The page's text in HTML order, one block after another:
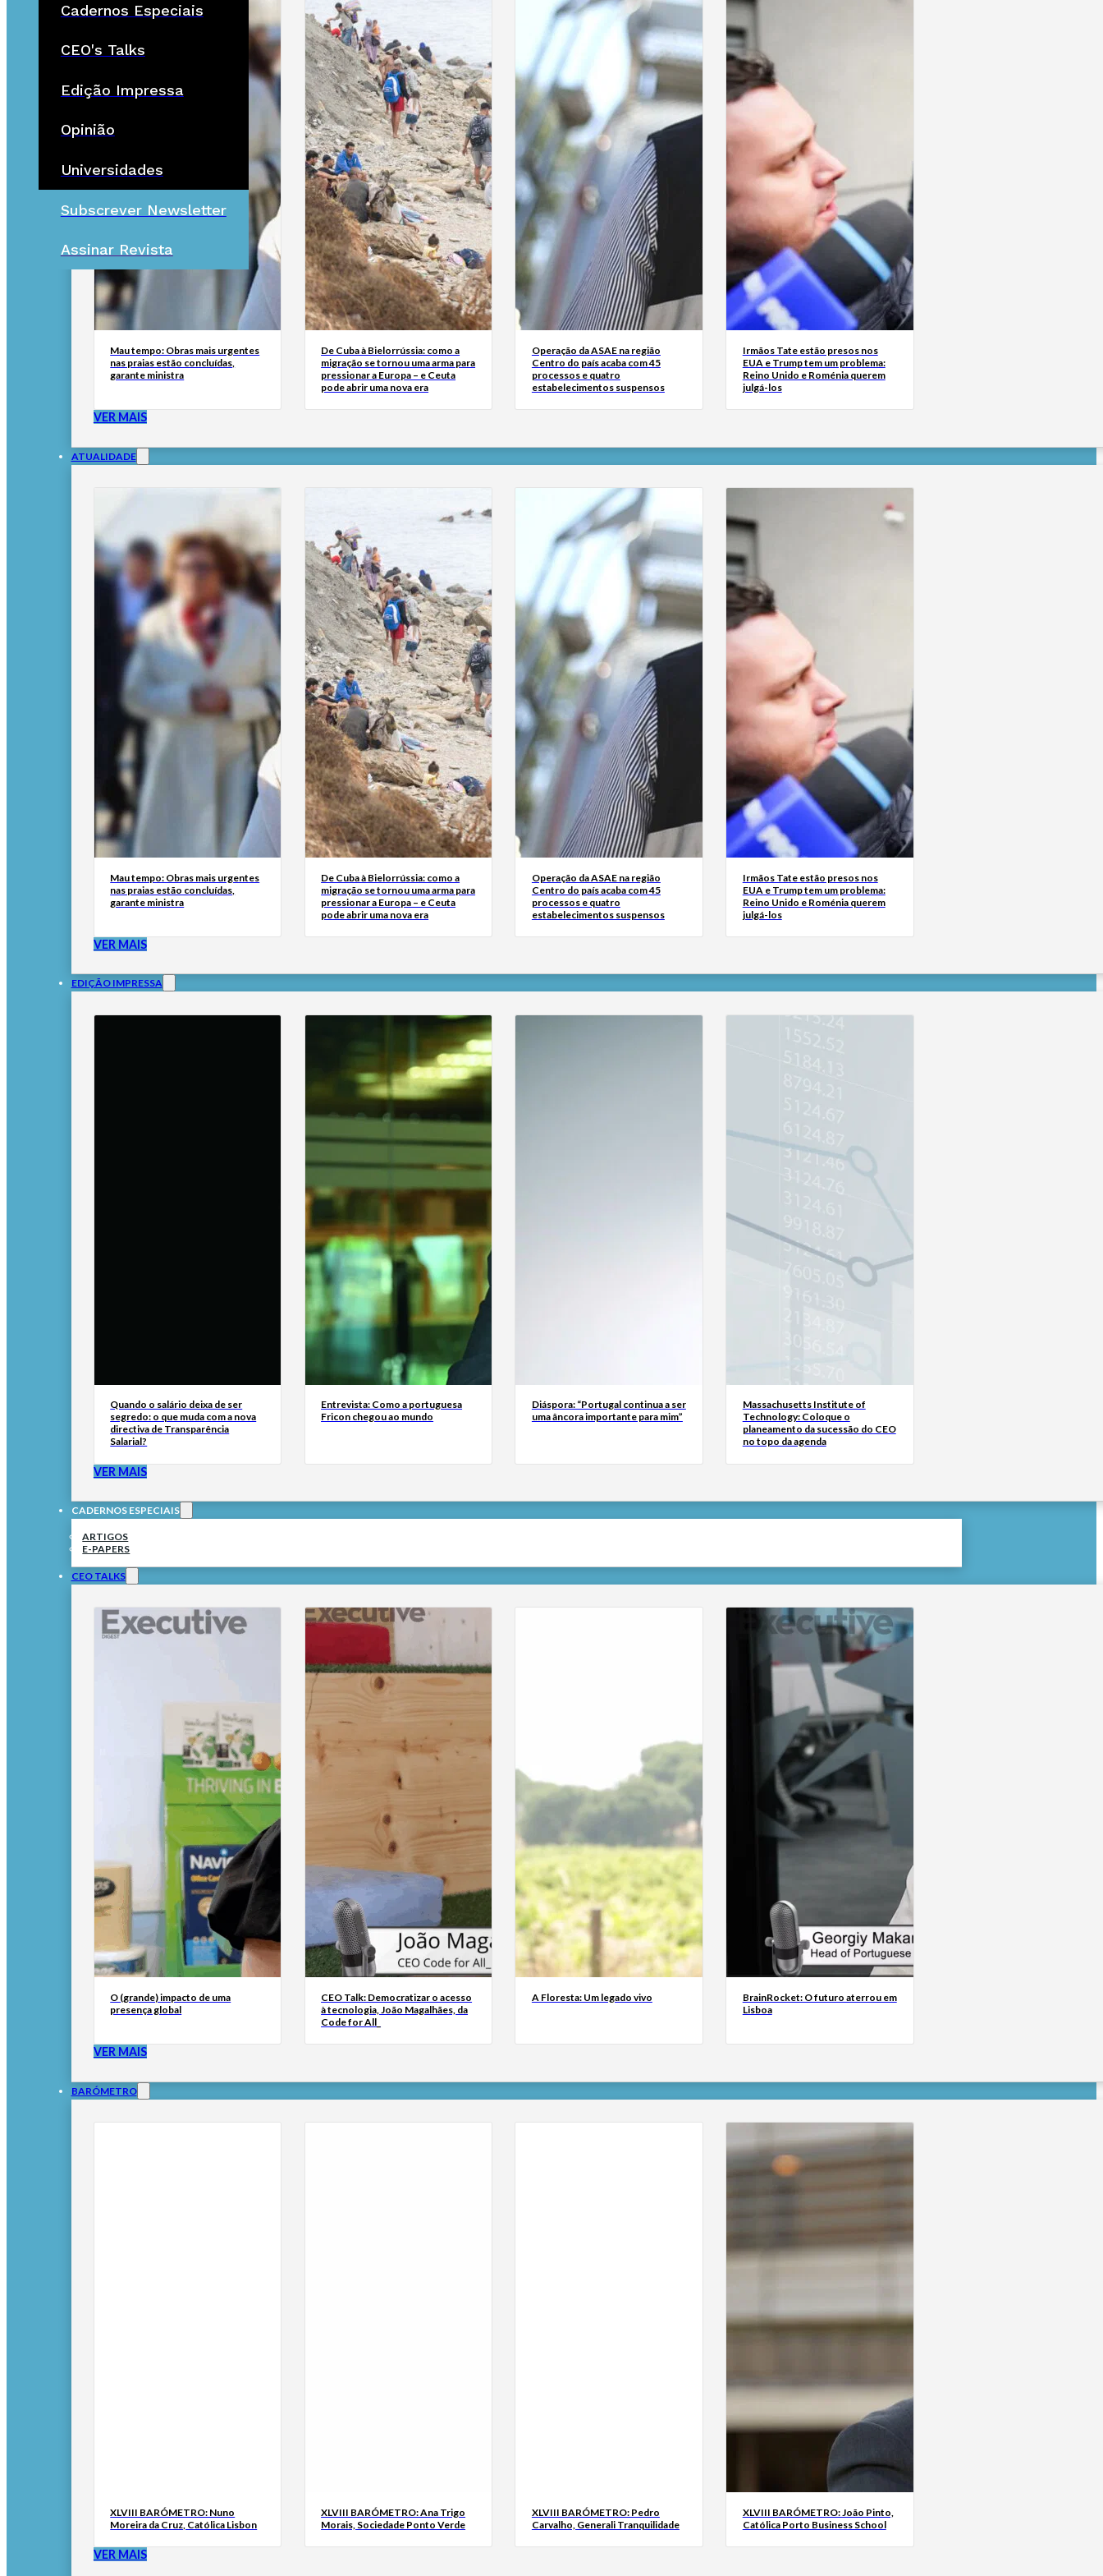
Cadernos Especiais
CEO's Talks
Edição Impressa
Opinião
Universidades
Subscrever Newsletter
Assinar Revista
Mau tempo: Obras mais urgentes
nas praias estão concluídas,
garante ministra
De Cuba à Bielorrússia: como a
migração se tornou uma arma para
pressionar a Europa – e Ceuta
pode abrir uma nova era
Operação da ASAE na região
Centro do país acaba com 45
processos e quatro
estabelecimentos suspensos
Irmãos Tate estão presos nos
EUA e Trump tem um problema:
Reino Unido e Roménia querem
julgá-los
VER MAIS
ATUALIDADE
Mau tempo: Obras mais urgentes
nas praias estão concluídas,
garante ministra
De Cuba à Bielorrússia: como a
migração se tornou uma arma para
pressionar a Europa – e Ceuta
pode abrir uma nova era
Operação da ASAE na região
Centro do país acaba com 45
processos e quatro
estabelecimentos suspensos
Irmãos Tate estão presos nos
EUA e Trump tem um problema:
Reino Unido e Roménia querem
julgá-los
VER MAIS
EDIÇÃO IMPRESSA
Quando o salário deixa de ser
segredo: o que muda com a nova
directiva de Transparência
Salarial?
Entrevista: Como a portuguesa
Fricon chegou ao mundo
Diáspora: “Portugal continua a ser
uma âncora importante para mim”
Massachusetts Institute of
Technology: Coloque o
planeamento da sucessão do CEO
no topo da agenda
VER MAIS
CADERNOS ESPECIAIS
ARTIGOS
E-PAPERS
CEO TALKS
O (grande) impacto de uma
presença global
CEO Talk: Democratizar o acesso
à tecnologia, João Magalhães, da
Code for All_
A Floresta: Um legado vivo
BrainRocket: O futuro aterrou em
Lisboa
VER MAIS
BARÓMETRO
XLVIII BARÓMETRO: Nuno
Moreira da Cruz, Católica Lisbon
XLVIII BARÓMETRO: Ana Trigo
Morais, Sociedade Ponto Verde
XLVIII BARÓMETRO: Pedro
Carvalho, Generali Tranquilidade
XLVIII BARÓMETRO: João Pinto,
Católica Porto Business School
VER MAIS